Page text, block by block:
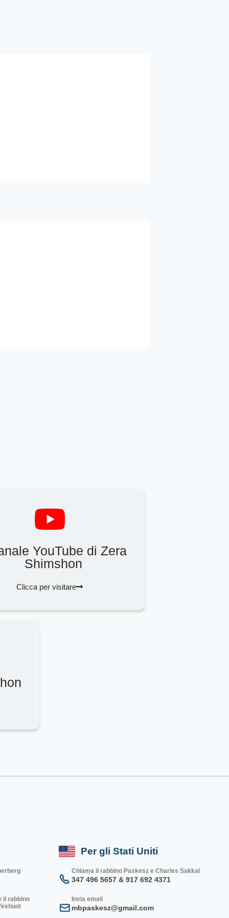
YouTube di Zera
Shimshon
Clicca per visitare
il rabbino
Per gli Stati Uniti
Chiama il rabbino Paskesz e Charles Sakkal
347 496 5657 & 917 692 4371
Invia email
mbpaskesz@gmail.com